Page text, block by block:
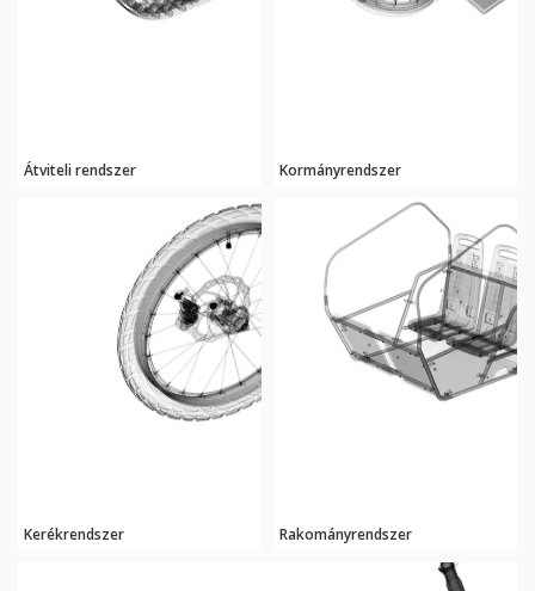
Átviteli rendszer Kormányrendszer
Kerékrendszer Rakományrendszer